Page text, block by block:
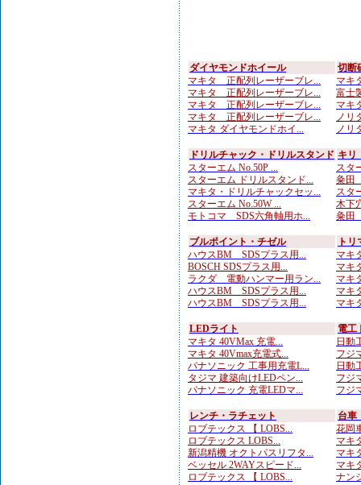
ダイヤモンドホイール
マキタ 正配列レーザーブレ...
マキタ 正配列レーザーブレ...
マキタ 正配列レーザーブレ...
マキタ 正配列レーザーブレ...
マキタ ダイヤモンドホイ...
切断
マキ
富士
マキ
ノリ
ノリ
ドリルチャック・ドリルスタンド
スターエム No.50P ...
スターエム ドリルスタンド...
マキタ・ドリルチャックセッ...
スターエム No.50W ...
モトコマ SDS六角軸用ホ...
キリ
スタ
粂田
スタ
木下
粂田
ブルポイント・チゼル
ハウスBM SDSプラス用...
BOSCH SDSプラス用...
ラクダ 電動ハンマー用ラン...
ハウスBM SDSプラス用...
ハウスBM SDSプラス用...
ト
マキ
マキ
マキ
マキ
マキ
LEDライト
マキタ 40VMax 充電...
マキタ 40Vmax充電式...
パナソニック 工事用充電L...
タジマ 建築向けLEDペン...
パナソニック 充電LEDマ...
電工
日動
フジ
日動
フジ
フジ
レンチ・ラチェット
ロブテックス 【 LOBS...
ロブテックス LOBS...
新潟精機 オクトパスリフタ...
ベッセル 2WAYスピード...
ロブテックス 【 LOBS...
台車
花岡
マキ
マキ
マキ
ナン